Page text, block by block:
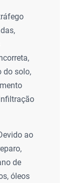
do solo,
ao
de
óleos